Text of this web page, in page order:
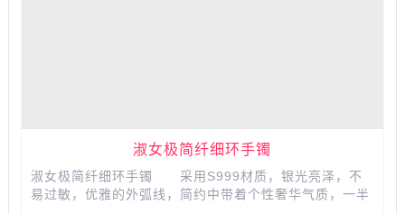
淑女极简纤细环手镯
淑女极简纤细环手镯 采用S999材质，银光亮泽，不
易过敏，优雅的外弧线，简约中带着个性奢华气质，一半